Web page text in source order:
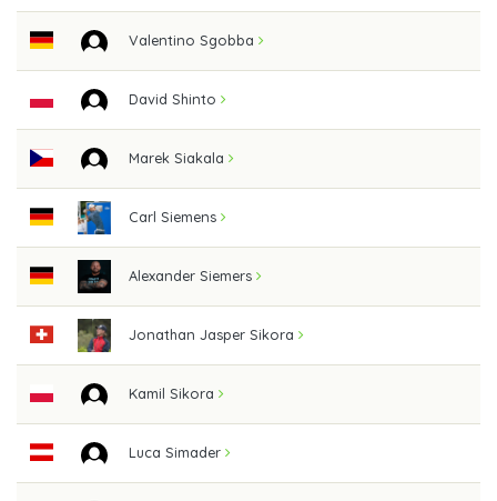
Valentino Sgobba
David Shinto
Marek Siakala
Carl Siemens
Alexander Siemers
Jonathan Jasper Sikora
Kamil Sikora
Luca Simader